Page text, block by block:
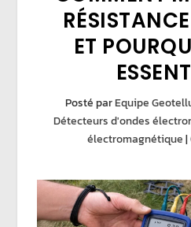
ET
Posté parEquipe
Détecteurs d'ondes
électromagnétique|